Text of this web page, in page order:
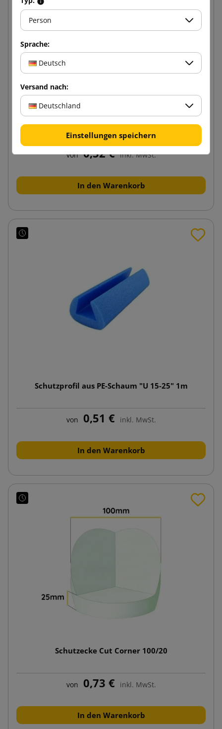
Länge 1100mm
von 0,52 € inkl. MwSt.
In den Warenkorb
Schutzprofil aus PE-Schaum "U 15-25" 1m
von 0,51 € inkl. MwSt.
In den Warenkorb
Schutzecke Cut Corner 100/20
von 0,73 € inkl. MwSt.
In den Warenkorb
Person
Sprache:
Deutsch
Versand nach:
Deutschland
Einstellungen speichern